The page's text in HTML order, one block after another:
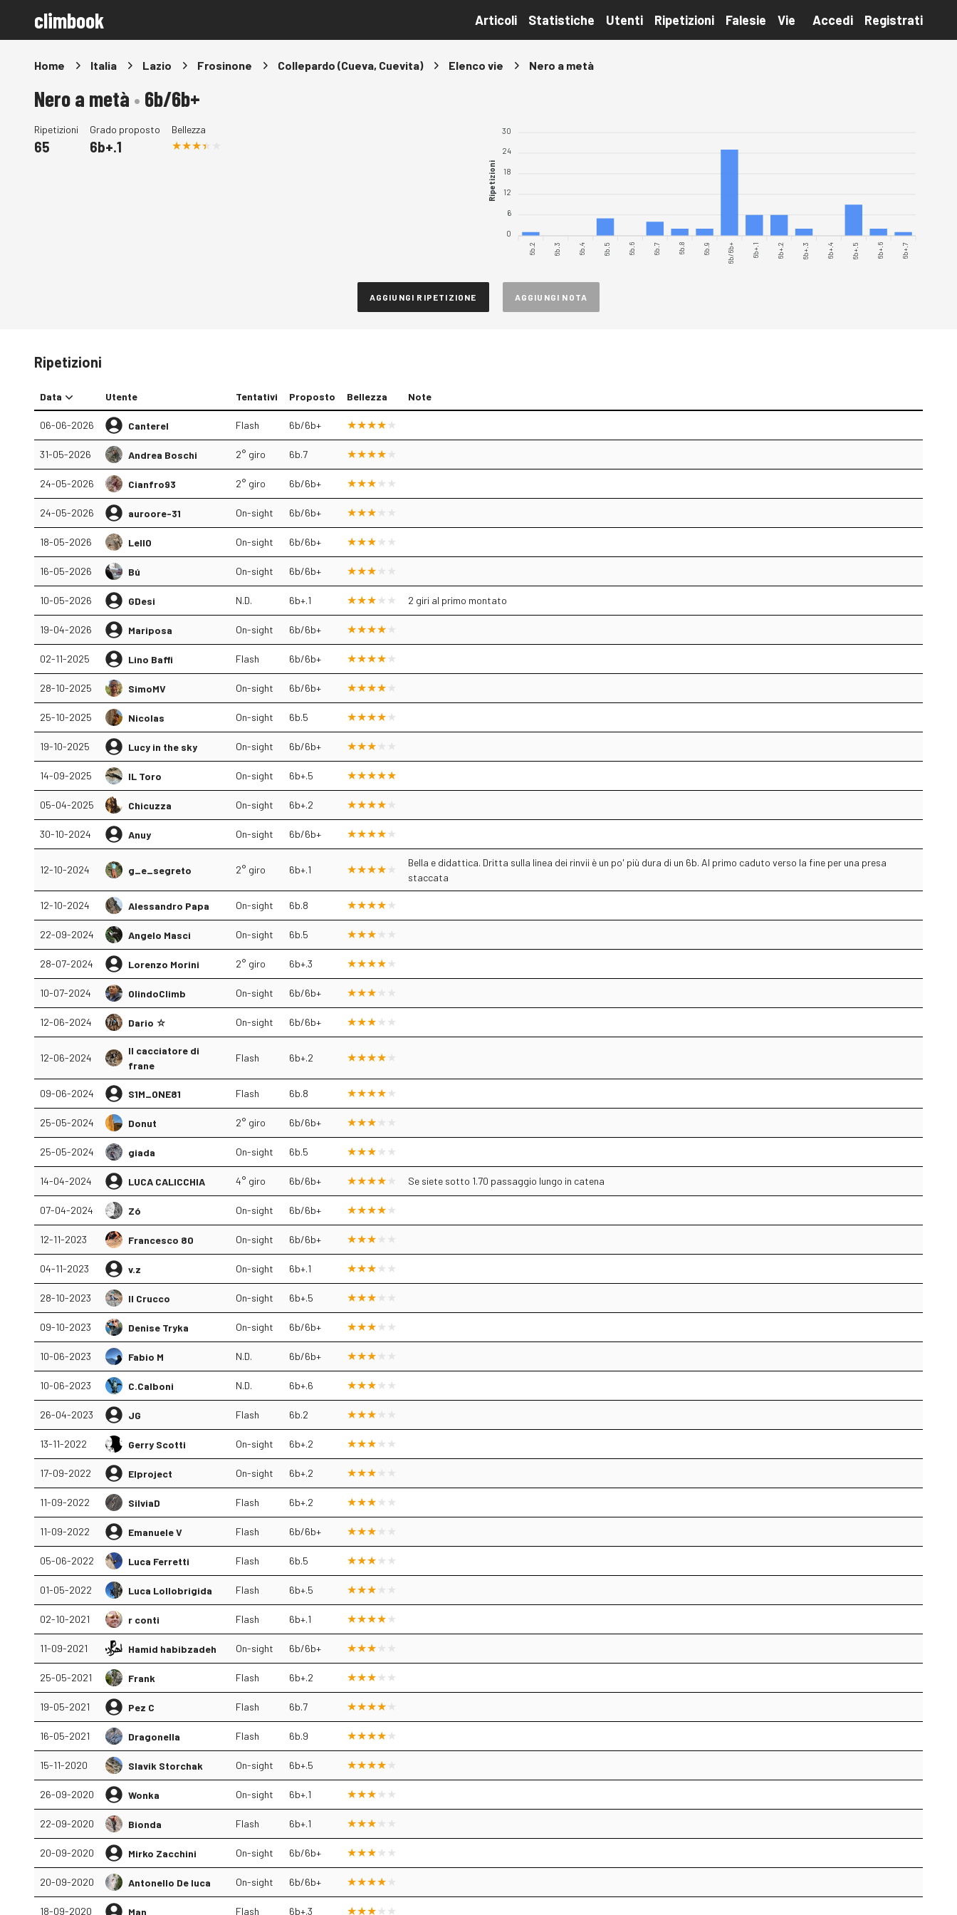
climbook Articoli Statistiche Utenti Ripetizioni Falesie Vie Accedi Registrati
Home Italia Lazio Frosinone Collepardo (Cueva, Cuevita) Elenco vie Nero a metà
Nero a metà • 6b/6b+
Ripetizioni
65
Grado proposto
6b+.1
Bellezza 30
24
18
12
6
0
Ripetizioni
6b.2 6b.3 6b.4 6b.5 6b.6 6b.7 6b.8 6b.9 6b/6b+ 6b+.1 6b+.2 6b+.3 6b+.4 6b+.5 6b+.6 6b+.7
AGGIUNGI RIPETIZIONE AGGIUNGI NOTA
Ripetizioni
Data Utente Tentativi Proposto Bellezza Note
06-06-2026 Canterel Flash 6b/6b+
31-05-2026 Andrea Boschi 2° giro 6b.7
24-05-2026 Cianfro93 2° giro 6b/6b+
24-05-2026 auroore-31 On-sight 6b/6b+
18-05-2026 Lell0 On-sight 6b/6b+
16-05-2026 Bú On-sight 6b/6b+
10-05-2026 GDesi N.D. 6b+.1 2 giri al primo montato
19-04-2026 Mariposa On-sight 6b/6b+
02-11-2025 Lino Baffi Flash 6b/6b+
28-10-2025 SimoMV On-sight 6b/6b+
25-10-2025 Nicolas On-sight 6b.5
19-10-2025 Lucy in the sky On-sight 6b/6b+
14-09-2025 IL Toro On-sight 6b+.5
05-04-2025 Chicuzza On-sight 6b+.2
30-10-2024 Anuy On-sight 6b/6b+
12-10-2024 g_e_segreto 2° giro 6b+.1
Bella e didattica. Dritta sulla linea dei rinvii è un po' più dura di un 6b. Al primo caduto verso la fine per una presa
staccata
12-10-2024 Alessandro Papa On-sight 6b.8
22-09-2024 Angelo Masci On-sight 6b.5
28-07-2024 Lorenzo Morini 2° giro 6b+.3
10-07-2024 OlindoClimb On-sight 6b/6b+
12-06-2024 Dario ☆ On-sight 6b/6b+
12-06-2024
Il cacciatore di
frane
Flash 6b+.2
09-06-2024 S1M_ONE81 Flash 6b.8
25-05-2024 Donut 2° giro 6b/6b+
25-05-2024 giada On-sight 6b.5
14-04-2024 LUCA CALICCHIA 4° giro 6b/6b+ Se siete sotto 1.70 passaggio lungo in catena
07-04-2024 Zó On-sight 6b/6b+
12-11-2023 Francesco 80 On-sight 6b/6b+
04-11-2023 v.z On-sight 6b+.1
28-10-2023 Il Crucco On-sight 6b+.5
09-10-2023 Denise Tryka On-sight 6b/6b+
10-06-2023 Fabio M N.D. 6b/6b+
10-06-2023 C.Calboni N.D. 6b+.6
26-04-2023 JG Flash 6b.2
13-11-2022 Gerry Scotti On-sight 6b+.2
17-09-2022 Elproject On-sight 6b+.2
11-09-2022 SilviaD Flash 6b+.2
11-09-2022 Emanuele V Flash 6b/6b+
05-06-2022 Luca Ferretti Flash 6b.5
01-05-2022 Luca Lollobrigida Flash 6b+.5
02-10-2021 r conti Flash 6b+.1
11-09-2021 Hamid habibzadeh On-sight 6b/6b+
25-05-2021 Frank Flash 6b+.2
19-05-2021 Pez C Flash 6b.7
16-05-2021 Dragonella Flash 6b.9
15-11-2020 Slavik Storchak On-sight 6b+.5
26-09-2020 Wonka On-sight 6b+.1
22-09-2020 Bionda Flash 6b+.1
20-09-2020 Mirko Zacchini On-sight 6b/6b+
20-09-2020 Antonello De luca On-sight 6b/6b+
18-09-2020 Man Flash 6b+.3